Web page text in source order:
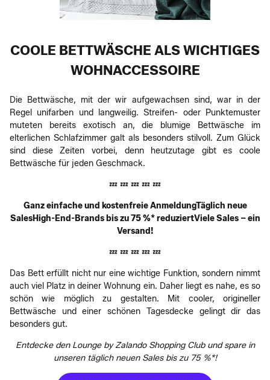
COOLE BETTWÄSCHE ALS WICHTIGES
WOHNACCESSOIRE
Die Bettwäsche, mit der wir aufgewachsen sind, war in der
Regel unifarben und langweilig. Streifen- oder Punktemuster
muteten bereits exotisch an, die blumige Bettwäsche im
elterlichen Schlafzimmer galt als besonders stilvoll. Zum Glück
sind diese Zeiten vorbei, denn heutzutage gibt es coole
Bettwäsche für jeden Geschmack.
💤 💤 💤 💤 💤
Ganz einfache und kostenfreie AnmeldungTäglich neue
SalesHigh-End-Brands bis zu 75 %* reduziertViele Sales – ein
Versand!
💤 💤 💤 💤 💤
Das Bett erfüllt nicht nur eine wichtige Funktion, sondern nimmt
auch viel Platz in deiner Wohnung ein. Daher liegt es nahe, es so
schön wie möglich zu gestalten. Mit cooler, origineller
Bettwäsche und einer schönen Tagesdecke gelingt dir das
besonders gut.
Entdecke den Lounge by Zalando Shopping Club und spare in
unseren täglich neuen Sales bis zu 75 %*!